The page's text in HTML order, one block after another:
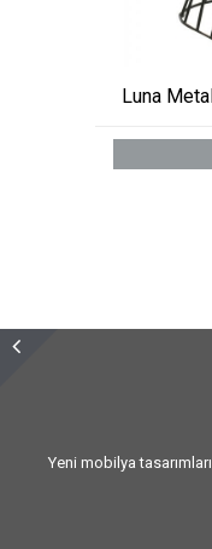
Luna
Sizlere vermiş